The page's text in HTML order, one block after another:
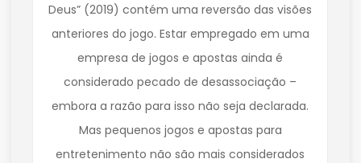
Deus” (2019) contém uma reversão das visões
anteriores do jogo. Estar empregado em uma
empresa de jogos e apostas ainda é
considerado pecado de desassociação –
embora a razão para isso não seja declarada.
Mas pequenos jogos e apostas para
entretenimento não são mais considerados